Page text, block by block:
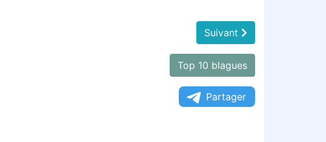
Suivant
Top 10 blagues
Partager